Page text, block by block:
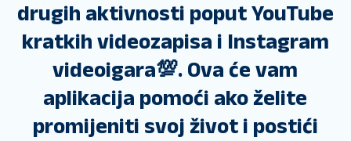
drugih aktivnosti poput YouTube
kratkih videozapisa i Instagram
videoigara💯. Ova će vam
aplikacija pomoći ako želite
promijeniti svoj život i postići